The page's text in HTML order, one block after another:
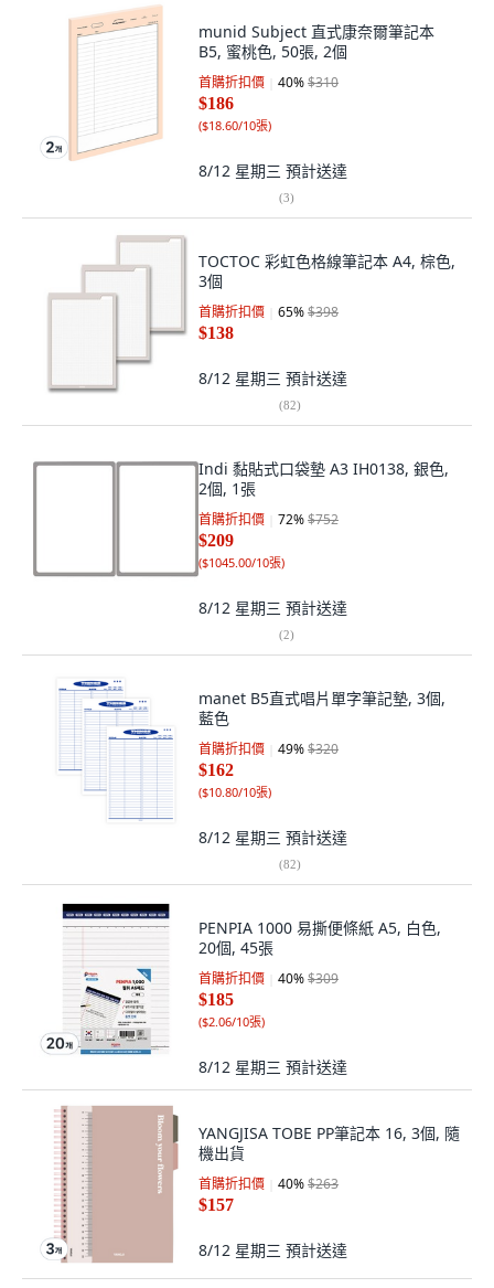
munid Subject 直式康奈爾筆記本
B5, 蜜桃色, 50張, 2個
首購折扣價 40%$310
$186
($18.60/10張)
8/12 星期三 預計送達
(3)
TOCTOC 彩虹色格線筆記本 A4, 棕色,
3個
首購折扣價 65%$398
$138
8/12 星期三 預計送達
(82)
Indi 黏貼式口袋墊 A3 IH0138, 銀色,
2個, 1張
首購折扣價 72%$752
$209
($1045.00/10張)
8/12 星期三 預計送達
(2)
manet B5直式唱片單字筆記墊, 3個,
藍色
首購折扣價 49%$320
$162
($10.80/10張)
8/12 星期三 預計送達
(82)
PENPIA 1000 易撕便條紙 A5, 白色,
20個, 45張
首購折扣價 40%$309
$185
($2.06/10張)
8/12 星期三 預計送達
YANGJISA TOBE PP筆記本 16, 3個, 隨
機出貨
首購折扣價 40%$263
$157
8/12 星期三 預計送達